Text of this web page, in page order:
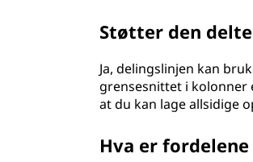
Støtter den
Ja, delingslinjen kan
grensesnittet i kolonner
at du kan lage allsidige
Hva er